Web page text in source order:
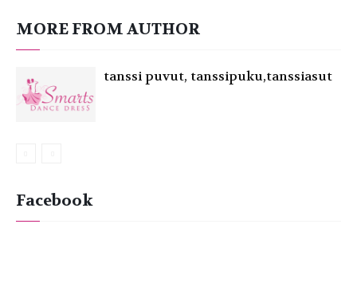
MORE FROM AUTHOR
tanssi puvut, tanssipuku,tanssiasut
Facebook